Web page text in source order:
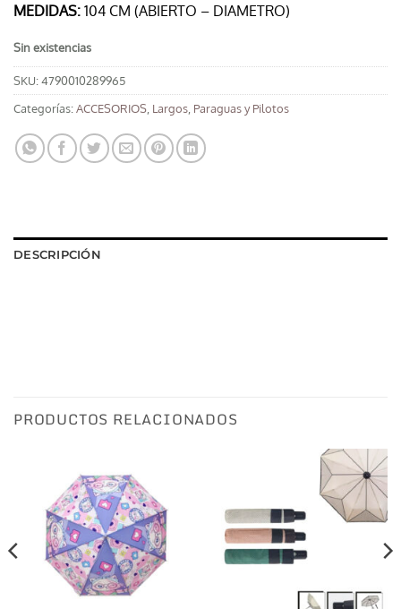
MEDIDAS: 104 CM (ABIERTO – DIAMETRO)
Sin existencias
SKU:4790010289965
Categorías:ACCESORIOS Largos Paraguas y Pilotos
DESCRIPCIÓN
PRODUCTOS RELACIONADOS